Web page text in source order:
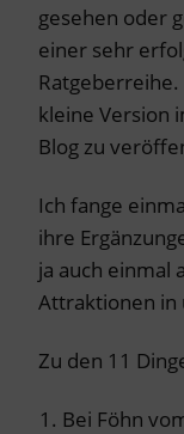
gesehen oder
einer sehr
kleine Version
Blog zu
Ich fange
ihre
ja auch einmal
Attraktionen in
Zu den 11
Bei Föhn